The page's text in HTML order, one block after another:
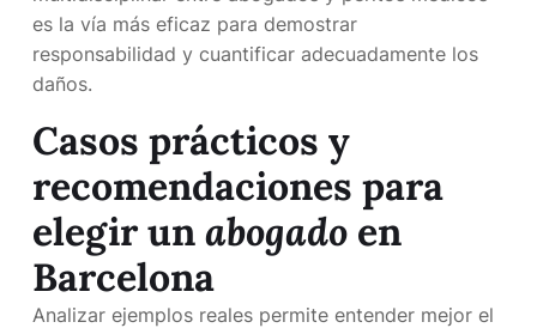
es la vía más eficaz para demostrar
responsabilidad y cuantificar adecuadamente los
daños.
Casos prácticos y
recomendaciones para
elegir unabogado en
Barcelona
Analizar ejemplos reales permite entender mejor el